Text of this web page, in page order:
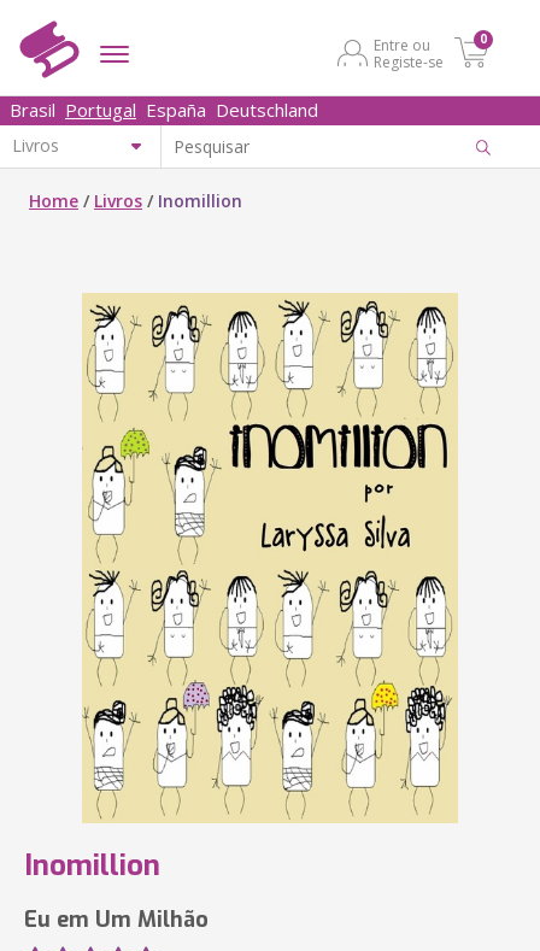
Entre ou
Registe-se
0
Brasil Portugal España Deutschland
Home / Livros / Inomillion
Inomillion
Eu em Um Milhão